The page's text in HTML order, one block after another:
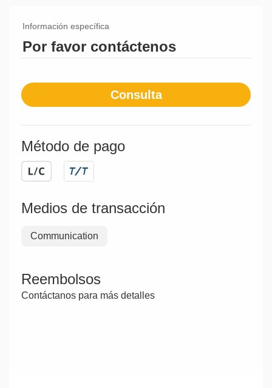
Información específica
Por favor contáctenos
Consulta
Método de pago
Medios de transacción
Communication
Reembolsos
Contáctanos para más detalles